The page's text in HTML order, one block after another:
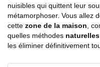
nuisibles qui quittent leur
métamorphoser. Vous allez
cette zone de la maison ,
quelles méthodes
les éliminer définitivement